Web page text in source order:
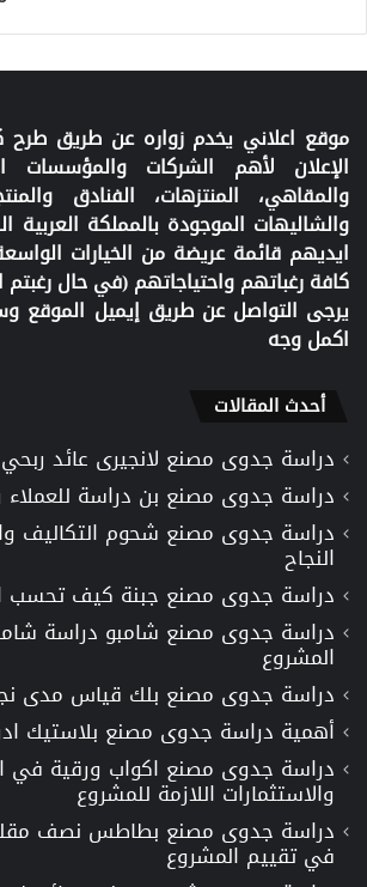
موقع اعلاني يخدم زواره عن طريق
الإعلان لأهم الشركات والمؤسسات
والمقاهي، المنتزهات، الفنادق
والشاليهات الموجودة بالمملكة العربية
ايديهم قائمة عريضة من الخيارات
كافة رغباتهم واحتياجاتهم (في حال
يرجى التواصل عن طريق إيميل الموقع
اكمل وجه
أحدث المقالات
دراسة جدوى مصنع لانجيرى عائد
دراسة جدوى مصنع بن دراسة للعملاء
دراسة جدوى مصنع شحوم التكاليف
النجاح
دراسة جدوى مصنع جبنة كيف تحسب
دراسة جدوى مصنع شامبو دراسة
المشروع
دراسة جدوى مصنع بلك قياس مدى
أهمية دراسة جدوى مصنع بلاستيك
دراسة جدوى مصنع اكواب ورقية في
والاستثمارات اللازمة للمشروع
دراسة جدوى مصنع بطاطس نصف
في تقييم المشروع